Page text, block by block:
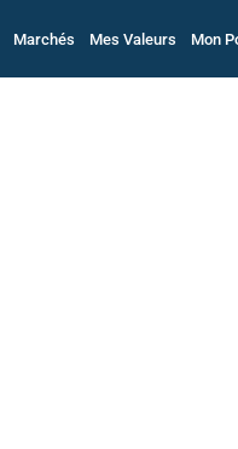
Marchés Mes Valeurs Mon